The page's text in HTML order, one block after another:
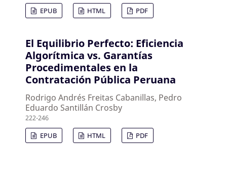
EPUB
HTML PDF
El Equilibrio Perfecto: Eficiencia
Algorítmica vs. Garantías
Procedimentales en la
Contratación Pública Peruana
Rodrigo Andrés Freitas Cabanillas, Pedro
Eduardo Santillán Crosby
222-246
EPUB
HTML PDF